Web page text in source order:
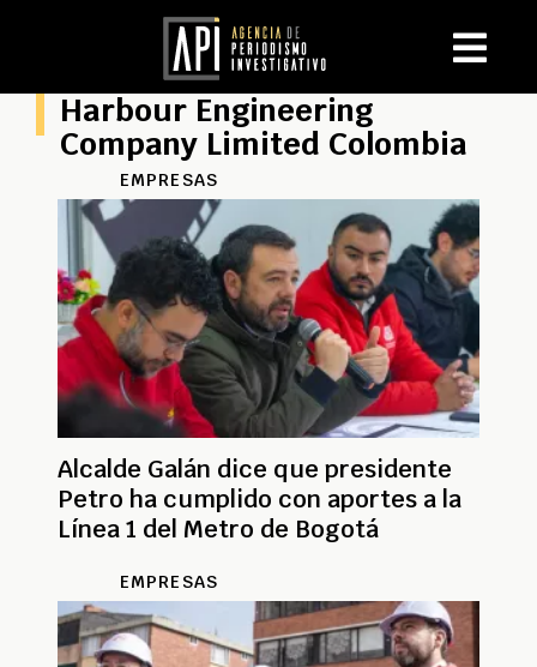
Harbour Engineering
Company Limited Colombia
EMPRESAS
Alcalde Galán dice que presidente
Petro ha cumplido con aportes a la
Línea 1 del Metro de Bogotá
EMPRESAS